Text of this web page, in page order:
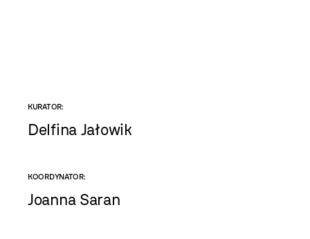
KURATOR:
Delfina Jałowik
KOORDYNATOR:
Joanna Saran